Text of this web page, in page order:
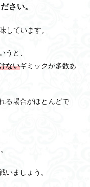
さい。
しています。
うと、
ないギミックが多数あ
る場合がほとんどで
いましょう。